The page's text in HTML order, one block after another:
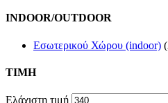
INDOOR/OUTDOOR
Εσωτερικού Χώρου (indoor)
TIMH
Ελάχιστη τιμή